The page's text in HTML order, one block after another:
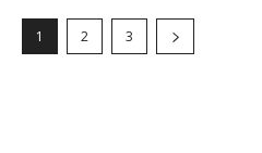
1 2 3